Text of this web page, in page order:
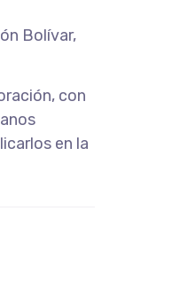
Bolívar,
con
en la